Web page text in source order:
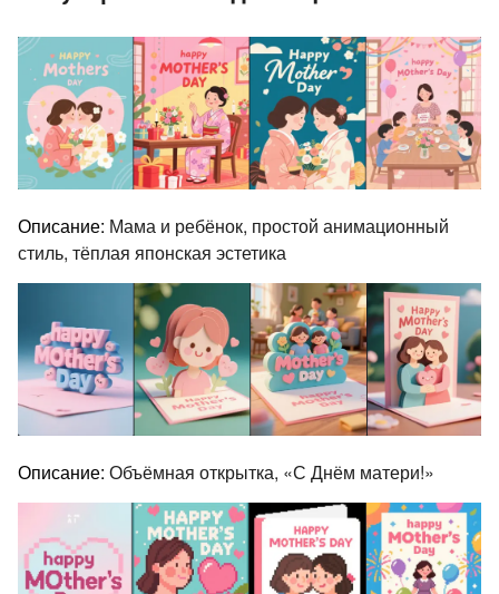
Описание: Мама и ребёнок, простой анимационный
стиль, тёплая японская эстетика
Описание: Объёмная открытка, «С Днём матери!»